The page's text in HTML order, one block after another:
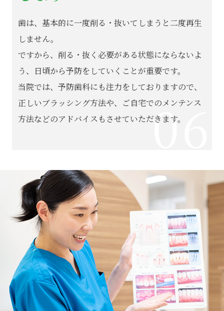
歯は、基本的に一度削る・抜いてしまうと二度再生
しません。
ですから、削る・抜く必要がある状態にならないよ
う、日頃から予防をしていくことが重要です。
当院では、予防歯科にも注力をしておりますので、
正しいブラッシング方法や、ご自宅でのメンテンス
方法などのアドバイスもさせていただきます。
06